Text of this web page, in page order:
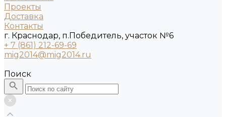
Проекты
Доставка
Контакты
г. Краснодар, п.Победитель, участок №6
+ 7 (861) 212-69-69
mig2014@mig2014.ru
Поиск